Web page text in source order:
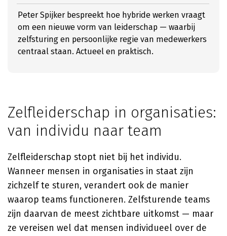
Peter Spijker bespreekt hoe hybride werken vraagt
om een nieuwe vorm van leiderschap — waarbij
zelfsturing en persoonlijke regie van medewerkers
centraal staan. Actueel en praktisch.
Zelfleiderschap in organisaties:
van individu naar team
Zelfleiderschap stopt niet bij het individu.
Wanneer mensen in organisaties in staat zijn
zichzelf te sturen, verandert ook de manier
waarop teams functioneren. Zelfsturende teams
zijn daarvan de meest zichtbare uitkomst — maar
ze vereisen wel dat mensen individueel over de